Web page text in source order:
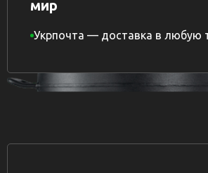
мир
Укрпочта — доставка в любую